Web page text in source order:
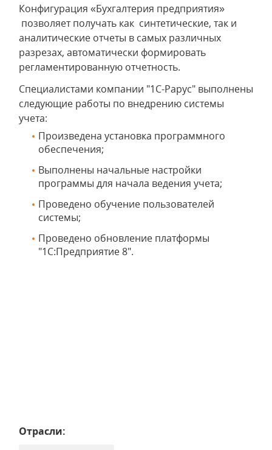
Конфигурация «Бухгалтерия предприятия»
позволяет получать как синтетические, так и
аналитические отчеты в самых различных
разрезах, автоматически формировать
регламентированную отчетность.
Специалистами компании "1С-Рарус" выполнены
следующие работы по внедрению системы
учета:
Произведена установка программного
обеспечения;
Выполнены начальные настройки
программы для начала ведения учета;
Проведено обучение пользователей
системы;
Проведено обновление платформы
"1С:Предприятие 8".
Отрасли: